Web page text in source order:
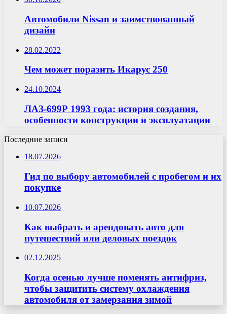
Автомобили Nissan и заимствованный
дизайн
28.02.2022
Чем может поразить Икарус 250
24.10.2024
ЛАЗ-699Р 1993 года: история создания,
особенности конструкции и эксплуатации
Последние записи
18.07.2026
Гид по выбору автомобилей с пробегом и их
покупке
10.07.2026
Как выбрать и арендовать авто для
путешествий или деловых поездок
02.12.2025
Когда осенью лучше поменять антифриз,
чтобы защитить систему охлаждения
автомобиля от замерзания зимой